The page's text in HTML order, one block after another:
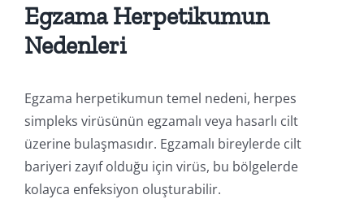
Egzama Herpetikumun
Nedenleri
Egzama herpetikumun temel nedeni, herpes
simpleks virüsünün egzamalı veya hasarlı cilt
üzerine bulaşmasıdır. Egzamalı bireylerde cilt
bariyeri zayıf olduğu için virüs, bu bölgelerde
kolayca enfeksiyon oluşturabilir.